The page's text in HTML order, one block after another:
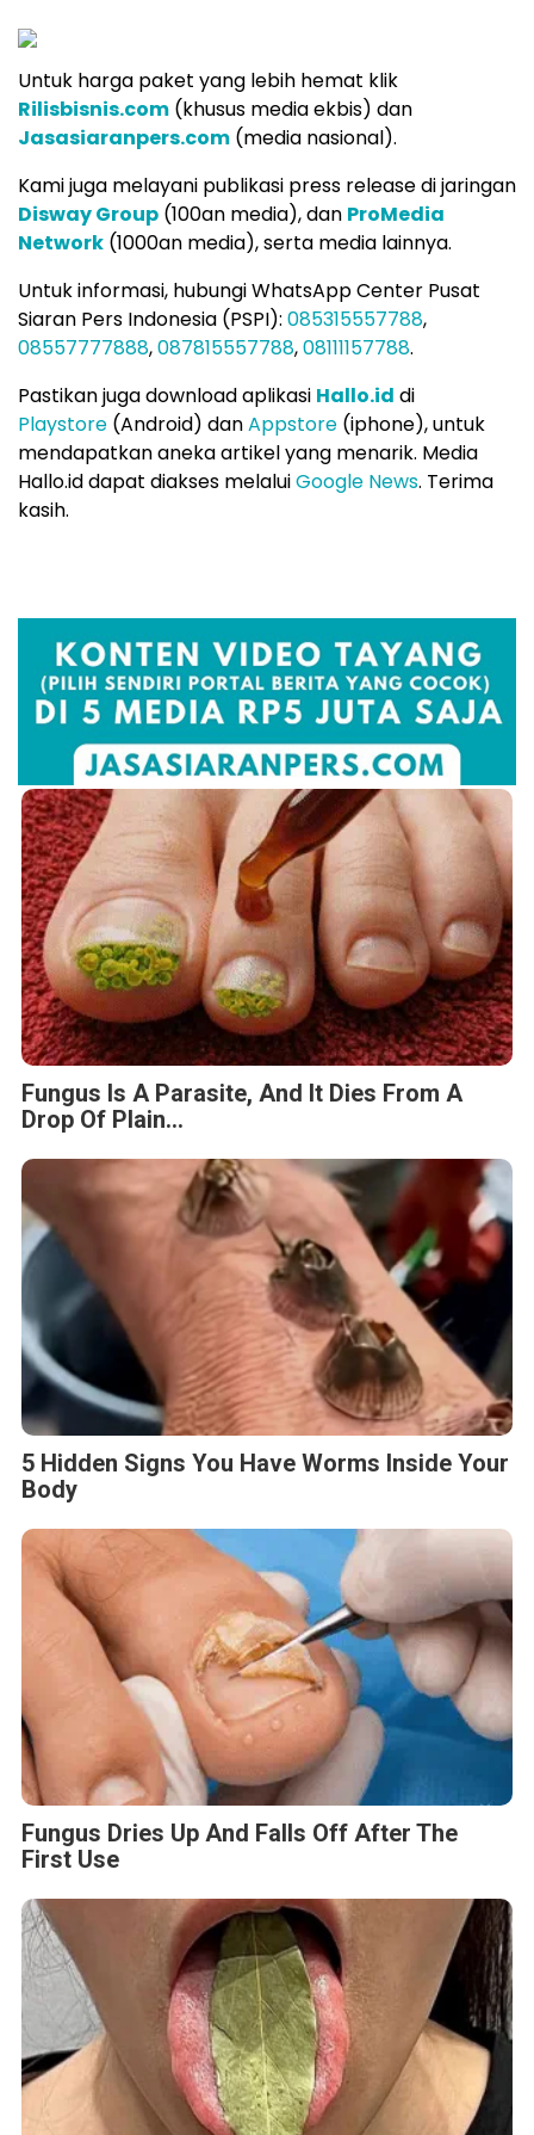
Untuk harga paket yang lebih hemat klik
Rilisbisnis.com (khusus media ekbis) dan
Jasasiaranpers.com (media nasional).
Kami juga melayani publikasi press release di jaringan
Disway Group (100an media), dan ProMedia
Network (1000an media), serta media lainnya.
Untuk informasi, hubungi WhatsApp Center Pusat
Siaran Pers Indonesia (PSPI): 085315557788,
08557777888,087815557788,08111157788.
Pastikan juga download aplikasi Hallo.id di
Playstore (Android) danAppstore (iphone), untuk
mendapatkan aneka artikel yang menarik. Media
Hallo.id dapat diakses melaluiGoogle News. Terima
kasih.
Fungus Is A Parasite, And It Dies From A
Drop Of Plain...
5 Hidden Signs You Have Worms Inside Your
Body
Fungus Dries Up And Falls Off After The
First Use